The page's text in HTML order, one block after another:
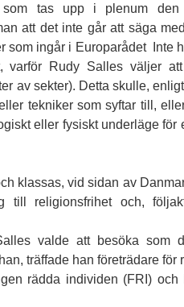
som tas upp i plenum
att det inte går att säga
som ingår i Europarådet Inte
varför Rudy Salles väljer
av sekter). Detta skulle,
tekniker som syftar till,
eller fysiskt underläge för
klassas, vid sidan av
till religionsfrihet och,
valde att besöka som
träffade han företrädare för
rädda individen (FRI) och